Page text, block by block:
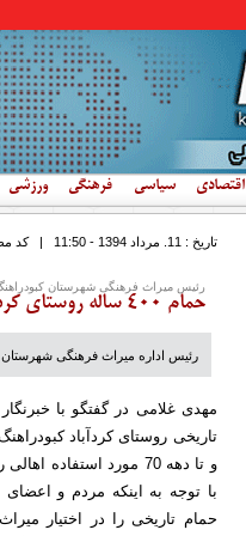
اقتصادی سیاسی فرهنگی ورزشی
تاریخ : 11. مرداد 1394 - 11:50 |کد
رئیس میراث فرهنگی شهرستان
حمام 4۰۰ ساله روستای کردآباد مرمت می شود
رئیس اداره میراث فرهنگی شهرستان
مهدی غلامی در گفتگو با
و تا دهه 70 مورد
با توجه به اینکه مردم و
حمام تاریخی را در اختیار